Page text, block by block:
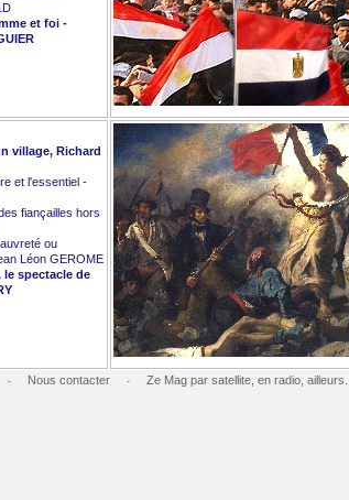
et foi -
village, Richard
et l'essentiel -
fiançailles hors
ou
Léon GEROME
le spectacle de
Nous contacter - Ze Mag par satellite, en radio, ailleurs...